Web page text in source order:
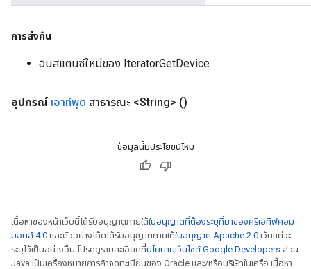
การส่งคืน
อินสแตนซ์ใหม่ของ IteratorGetDevice
อุปกรณ์ เอาท์พุต สาธารณะ <String> ()
ข้อมูลนี้มีประโยชน์ไหม
เนื้อหาของหน้าเว็บนี้ได้รับอนุญาตภายใต้ใบอนุญาตที่ต้องระบุที่มาของครีเอทีฟคอม
มอนส์ 4.0 และตัวอย่างโค้ดได้รับอนุญาตภายใต้ใบอนุญาต Apache 2.0 เว้นแต่จะ
ระบุไว้เป็นอย่างอื่น โปรดดูรายละเอียดที่นโยบายเว็บไซต์ Google Developers ส่วน
Java เป็นเครื่องหมายการค้าจดทะเบียนของ Oracle และ/หรือบริษัทในเครือ เนื้อหา